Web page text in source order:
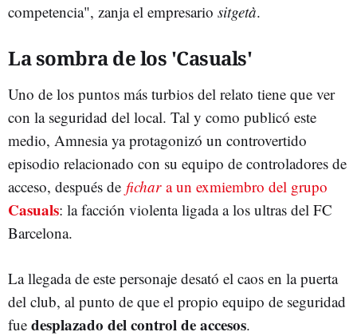
competencia", zanja el empresario sitgetà.
La sombra de los 'Casuals'
Uno de los puntos más turbios del relato tiene que ver
con la seguridad del local. Tal y como publicó este
medio, Amnesia ya protagonizó un controvertido
episodio relacionado con su equipo de controladores de
acceso, después de fichar a un exmiembro del grupo
Casuals: la facción violenta ligada a los ultras del FC
Barcelona.
La llegada de este personaje desató el caos en la puerta
del club, al punto de que el propio equipo de seguridad
fue desplazado del control de accesos.